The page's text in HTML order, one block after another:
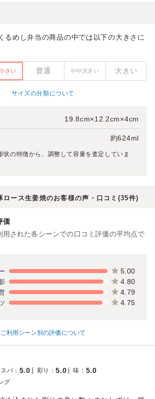
るめし弁当の商品の中では以下の大きさに
さい 普通 やや大きい 大きい
サイズの分類について
19.8cm×12.2cm×4cm
約624ml
の特徴から、調整して容量を査定していま
ロース生姜焼のお客様の声・口コミ(35件)
価
用された各シーンでの口コミ評価の平均点で
5.00
4.80
4.79
4.75
ご利用シーン別の評価について
パ ： 5.0 彩り ：5.0 味 ： 5.0
グ